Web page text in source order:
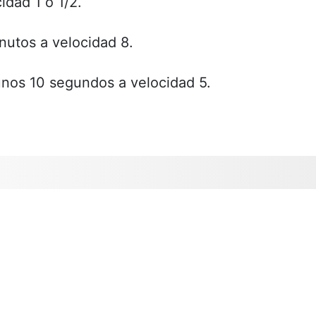
a velocidad 8.
10 segundos a velocidad 5.